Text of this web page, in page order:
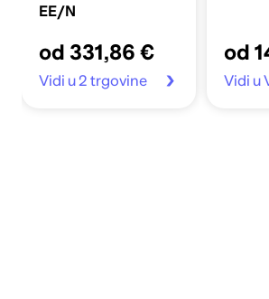
EE/N
od 331,86 €
Vidi u 2 trgovine
od
Vidi u